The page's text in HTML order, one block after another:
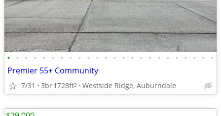
• • • • • • • • • • • • • • • • • • • • • • • •
Premier 55+ Community
7/31 3br1728ft2 Westside Ridge, Auburndale